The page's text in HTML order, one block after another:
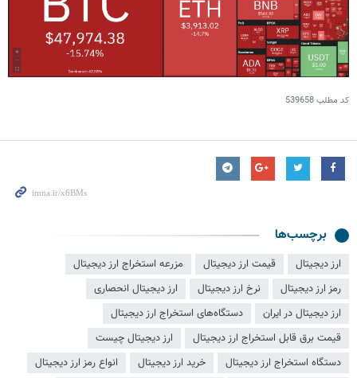
کد مطلب539658
برچسب‌ها
ارز دیجیتال قیمت ارز دیجیتال
مزرعه استخراج ارز دیجیتال
رمز ارز دیجیتال
نرخ ارز دیجیتال
ارز دیجیتال انحصاری
ارز دیجیتال در ایران
دستگاه‌های استخراج ارز دیجیتال
قیمت برق قابل استخراج ارز دیجیتال
ارز دیجیتال چیست
دستگاه استخراج ارز دیجیتال
خرید ارز دیجیتال
انواع رمز ارز دیجیتال